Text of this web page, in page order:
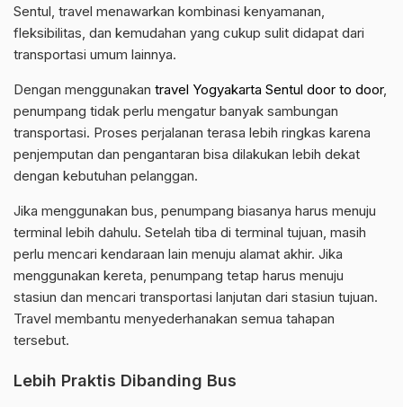
Sentul, travel menawarkan kombinasi kenyamanan,
fleksibilitas, dan kemudahan yang cukup sulit didapat dari
transportasi umum lainnya.
Dengan menggunakan travel Yogyakarta Sentul door to door,
penumpang tidak perlu mengatur banyak sambungan
transportasi. Proses perjalanan terasa lebih ringkas karena
penjemputan dan pengantaran bisa dilakukan lebih dekat
dengan kebutuhan pelanggan.
Jika menggunakan bus, penumpang biasanya harus menuju
terminal lebih dahulu. Setelah tiba di terminal tujuan, masih
perlu mencari kendaraan lain menuju alamat akhir. Jika
menggunakan kereta, penumpang tetap harus menuju
stasiun dan mencari transportasi lanjutan dari stasiun tujuan.
Travel membantu menyederhanakan semua tahapan
tersebut.
Lebih Praktis Dibanding Bus